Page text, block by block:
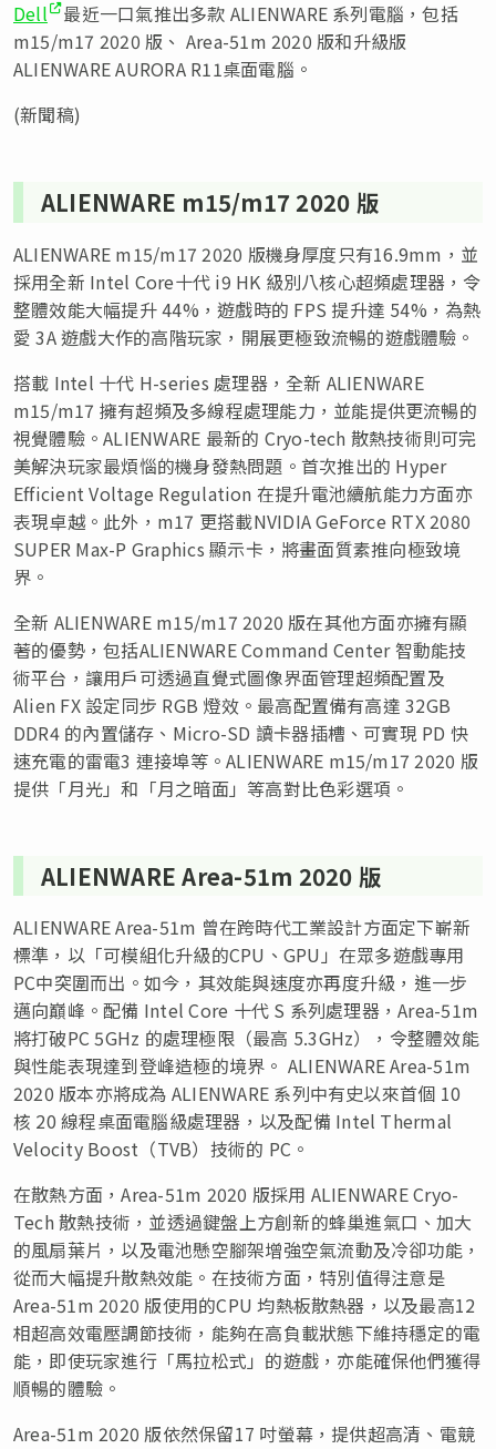
Dell 最近一口氣推出多款 ALIENWARE 系列電腦，包括
m15/m17 2020 版、 Area-51m 2020 版和升級版
ALIENWARE AURORA R11桌面電腦。
(新聞稿)
ALIENWARE m15/m17 2020 版
ALIENWARE m15/m17 2020 版機身厚度只有16.9mm，並
採用全新 Intel Core十代 i9 HK 級別八核心超頻處理器，令
整體效能大幅提升 44%，遊戲時的 FPS 提升達 54%，為熱
愛 3A 遊戲大作的高階玩家，開展更極致流暢的遊戲體驗。
搭載 Intel 十代 H-series 處理器，全新 ALIENWARE
m15/m17 擁有超頻及多線程處理能力，並能提供更流暢的
視覺體驗。ALIENWARE 最新的 Cryo-tech 散熱技術則可完
美解決玩家最煩惱的機身發熱問題。首次推出的 Hyper
Efficient Voltage Regulation 在提升電池續航能力方面亦
表現卓越。此外，m17 更搭載NVIDIA GeForce RTX 2080
SUPER Max-P Graphics 顯示卡，將畫面質素推向極致境
界。
全新 ALIENWARE m15/m17 2020 版在其他方面亦擁有顯
著的優勢，包括ALIENWARE Command Center 智動能技
術平台，讓用戶可透過直覺式圖像界面管理超頻配置及
Alien FX 設定同步 RGB 燈效。最高配置備有高達 32GB
DDR4 的內置儲存、Micro-SD 讀卡器插槽、可實現 PD 快
速充電的雷電3 連接埠等。ALIENWARE m15/m17 2020 版
提供「月光」和「月之暗面」等高對比色彩選項。
ALIENWARE Area-51m 2020 版
ALIENWARE Area-51m 曾在跨時代工業設計方面定下嶄新
標準，以「可模組化升級的CPU、GPU」在眾多遊戲專用
PC中突圍而出。如今，其效能與速度亦再度升級，進一步
邁向巔峰。配備 Intel Core 十代 S 系列處理器，Area-51m
將打破PC 5GHz 的處理極限（最高 5.3GHz），令整體效能
與性能表現達到登峰造極的境界。 ALIENWARE Area-51m
2020 版本亦將成為 ALIENWARE 系列中有史以來首個 10
核 20 線程桌面電腦級處理器，以及配備 Intel Thermal
Velocity Boost（TVB）技術的 PC。
在散熱方面，Area-51m 2020 版採用 ALIENWARE Cryo-
Tech 散熱技術，並透過鍵盤上方創新的蜂巢進氣口、加大
的風扇葉片，以及電池懸空腳架增強空氣流動及冷卻功能，
從而大幅提升散熱效能。在技術方面，特別值得注意是
Area-51m 2020 版使用的CPU 均熱板散熱器，以及最高12
相超高效電壓調節技術，能夠在高負載狀態下維持穩定的電
能，即使玩家進行「馬拉松式」的遊戲，亦能確保他們獲得
順暢的體驗。
Area-51m 2020 版依然保留17 吋螢幕，提供超高清、電競